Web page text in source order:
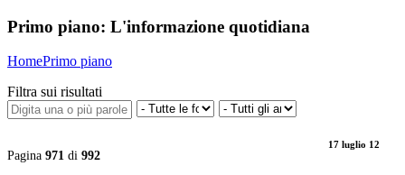
Primo piano: L'informazione quotidiana
HomePrimo piano
Filtra sui risultati
Pagina 971 di 992
17 luglio 12